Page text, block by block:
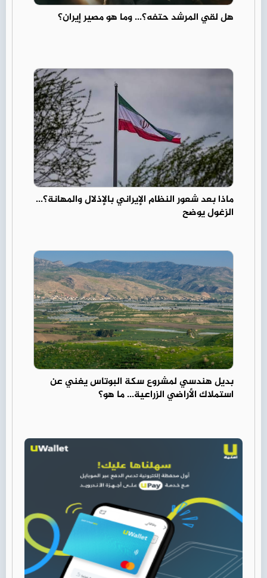
هل لقي المرشد حتفه؟... وما هو مصير إيران؟
ماذا بعد شعور النظام الإيراني بالإذلال والمهانة؟...
الزغول يوضح
بديل هندسي لمشروع سكة البوتاس يغني عن
استملاك الأراضي الزراعية... ما هو؟